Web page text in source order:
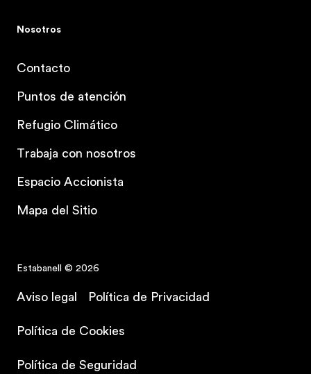
Nosotros
Contacto
Puntos de atención
Refugio Climático
Trabaja con nosotros
Espacio Accionista
Mapa del Sitio
Estabanell © 2026
Aviso legal Política de Privacidad
Política de Cookies
Política de Seguridad